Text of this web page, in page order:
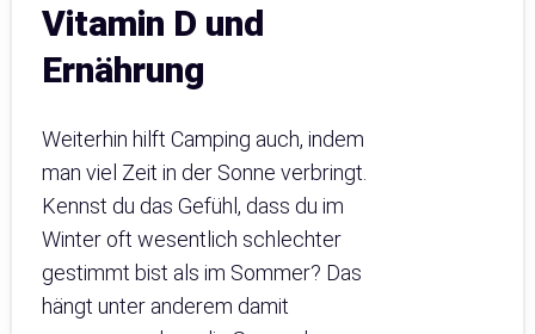
Vitamin D und
Ernährung
Weiterhin hilft Camping auch, indem
man viel Zeit in der Sonne verbringt.
Kennst du das Gefühl, dass du im
Winter oft wesentlich schlechter
gestimmt bist als im Sommer? Das
hängt unter anderem damit